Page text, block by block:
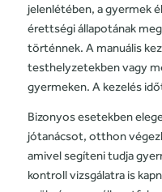
jelenlétében, a gyermek
érettségi állapotának
történnek. A manuális
testhelyzetekben vagy
gyermeken. A kezelés
Bizonyos esetekben
jótanácsot, otthon
amivel segíteni tudja
kontroll vizsgálatra is